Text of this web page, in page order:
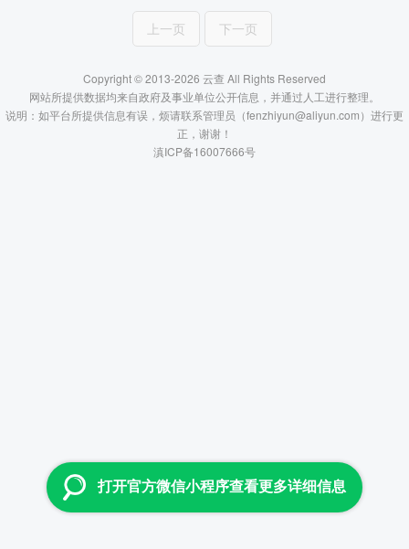
上一页 下一页
Copyright © 2013-2026 云查 All Rights Reserved
网站所提供数据均来自政府及事业单位公开信息，并通过人工进行整理。
说明：如平台所提供信息有误，烦请联系管理员（fenzhiyun@aliyun.com）进行更
正，谢谢！
滇ICP备16007666号
打开官方微信小程序查看更多详细信息